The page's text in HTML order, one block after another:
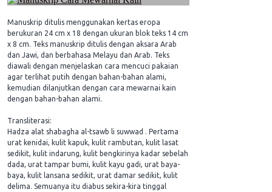
Manuskrip ditulis menggunakan kertas eropa
berukuran 24 cm x 18 dengan ukuran blok teks 14 cm
x 8 cm. Teks manuskrip ditulis dengan aksara Arab
dan Jawi, dan berbahasa Melayu dan Arab. Teks
diawali dengan menjelaskan cara mencuci pakaian
agar terlihat putih dengan bahan-bahan alami,
kemudian dilanjutkan dengan cara mewarnai kain
dengan bahan-bahan alami.
Transliterasi:
Hadza alat shabagha al-tsawb li suwwad . Pertama
urat kenidai, kulit kapuk, kulit rambutan, kulit lasat
sedikit, kulit indarung, kulit bengkirinya kadar sebelah
dada, urat tampar bumi, kulit kayu gadi, urat baya-
baya, kulit lansana sedikit, urat damar sedikit, kulit
delima. Semuanya itu diabus sekira-kira tinggal